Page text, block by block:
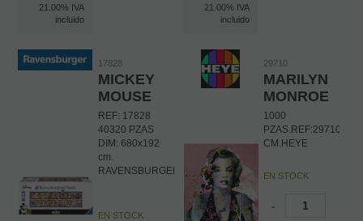
21.00% IVA
incluido
21.00% IVA
incluido
17828
MICKEY
MOUSE
REF: 17828
40320 PZAS
DIM: 680x192
cm.
RAVENSBURGER
LLEVA UN
EN STOCK
29710
MARILYN
MONROE
1000
CM.HEYE
EN STOCK
-